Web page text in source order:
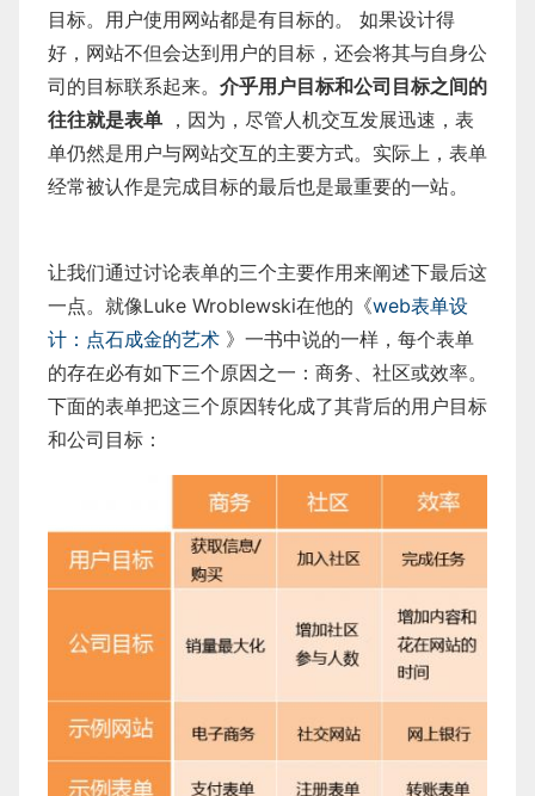
目标。用户使用网站都是有目标的。 如果设计得
好，网站不但会达到用户的目标，还会将其与自身公
司的目标联系起来。 介乎用户目标和公司目标之间的
往往就是表单 ，因为，尽管人机交互发展迅速，表
单仍然是用户与网站交互的主要方式。实际上，表单
经常被认作是完成目标的最后也是最重要的一站。
让我们通过讨论表单的三个主要作用来阐述下最后这
一点。就像Luke Wroblewski在他的《web表单设
计：点石成金的艺术 》一书中说的一样，每个表单
的存在必有如下三个原因之一：商务、社区或效率。
下面的表单把这三个原因转化成了其背后的用户目标
和公司目标：